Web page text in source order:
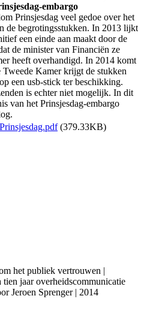
embargo
Prinsjesdag veel gedoe over het
de begrotingsstukken. In 2013 lijkt
een einde aan maakt door de
de minister van Financiën ze
heeft overhandigd. In 2014 komt
Kamer krijgt de stukken
een usb-stick ter beschikking.
is echter niet mogelijk. In dit
van het Prinsjesdag-embargo
(379.33KB)
het publiek vertrouwen |
jaar overheidscommunicatie
Jeroen Sprenger | 2014